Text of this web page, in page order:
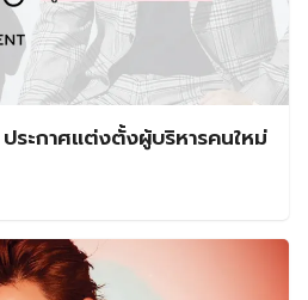
ะกาศแต่งตั้งผู้บริหารคนใหม่